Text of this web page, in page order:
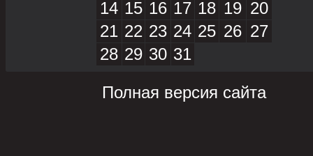
14 15 16 17 18 19 20
21 22 23 24 25 26 27
28 29 30 31
Полная версия сайта